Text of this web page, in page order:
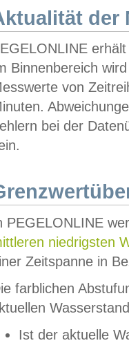
der
Binnenbereich
von
bei der
PEGELONLINE
niedrigsten
Zeitspanne in
farblichen
Ist der aktuelle